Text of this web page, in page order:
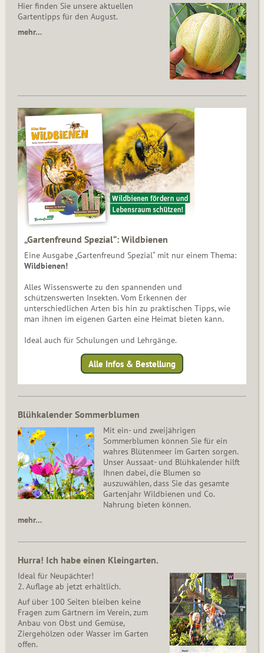
Hier finden Sie unsere aktuellen
Gartentipps für den August.
mehr…
„Gartenfreund Spezial“: Wildbienen
Eine Ausgabe „Gartenfreund Spezial“ mit nur einem Thema:
Wildbienen!
Alles Wissenswerte zu den spannenden und
schützenswerten Insekten. Vom Erkennen der
unterschiedlichen Arten bis hin zu praktischen Tipps, wie
man ihnen im eigenen Garten eine Heimat bieten kann.
Ideal auch für Schulungen und Lehrgänge.
Alle Infos & Bestellung
Blühkalender Sommerblumen
Mit ein- und zweijährigen
Sommerblumen können Sie für ein
wahres Blütenmeer im Garten sorgen.
Unser Aussaat- und Blühkalender hilft
Ihnen dabei, die Blumen so
auszuwählen, dass Sie das gesamte
Gartenjahr Wildbienen und Co.
Nahrung bieten können.
mehr…
Hurra! Ich habe einen Kleingarten.
Ideal für Neupächter!
2. Auflage ab jetzt erhältlich.
Auf über 100 Seiten bleiben keine
Fragen zum Gärtnern im Verein, zum
Anbau von Obst und Gemüse,
Ziergehölzen oder Wasser im Garten
offen.